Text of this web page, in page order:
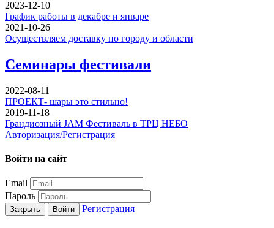
2023-12-10
График работы в декабре и январе
2021-10-26
Осуществляем доставку по городу и области
Семинары фестивали
2022-08-11
ПРОЕКТ- шары это стильно!
2019-11-18
Грандиозный JAM Фестиваль в ТРЦ НЕБО
Авторизация/Регистрация
Войти на сайт
Email
Пароль
Закрыть Войти Регистрация